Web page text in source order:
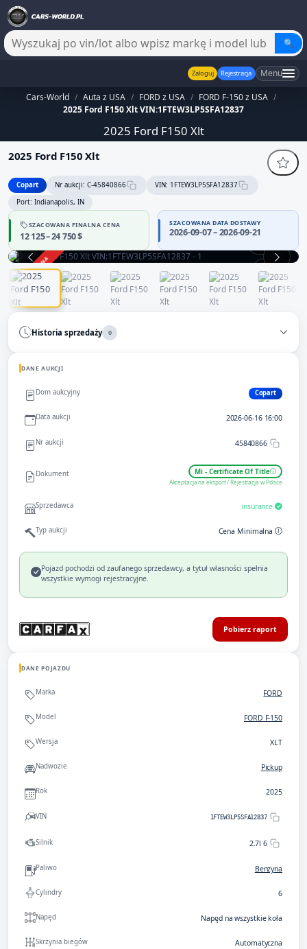
🔍
Zaloguj Rejestracja Menu
Cars-World / Auta z USA / FORD z USA / FORD F-150 z USA /
2025 Ford F150 Xlt VIN:1FTEW3LP5SFA12837
2025 Ford F150 Xlt
2025 Ford F150 Xlt
Copart Nr aukcji: C-45840866
VIN: 1FTEW3LP5SFA12837
Port: Indianapolis, IN
SZACOWANA FINALNA CENA
12 125 – 24 750 $
SZACOWANA DATA DOSTAWY
2026-09-07 – 2026-09-21
ZAKOŃCZONA
Historia sprzedaży 0
DANE AUKCJI
Dom aukcyjny Copart
Data aukcji 2026-06-16 16:00
Nr aukcji 45840866
Dokument Mi - Certificate Of Title
Akceptacja na eksport / Rejestracja w Polsce
Sprzedawca insurance
Typ aukcji Cena Minimalna
Pojazd pochodzi od zaufanego sprzedawcy, a tytuł własności spełnia
wszystkie wymogi rejestracyjne.
Pobierz raport
DANE POJAZDU
Marka FORD
Model FORD F-150
Wersja XLT
Nadwozie Pickup
Rok 2025
VIN 1FTEW3LP5SFA12837
Silnik 2.7l 6
Paliwo Benzyna
Cylindry 6
Napęd Napęd na wszystkie koła
Skrzynia biegów Automatyczna